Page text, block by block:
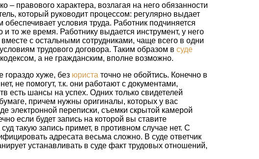
– правового характера, возлагая на него обязанности
который руководит процессом: регулярно выдает
условия труда. Работник подчиняется
то же время. Работнику выдается инструмент, у него
с остальными сотрудниками, чаще всего в одни
трудового договора. Таким образом в суде
а не гражданским, вполне возможно.
хуже, без юриста точно не обойтись. Конечно в
не помогут, т.к. они работают с документами,
есть шансы на успех. Одних только свидетелей
причем нужны оригиналы, которых у вас
электронной переписки, съемки скрытой камерой
если будет запись на которой вы ставите
такую запись примет, в противном случае нет. С
адресата весьма сложно. В суде ответчик
устанавливать в суде факт трудовых отношений,